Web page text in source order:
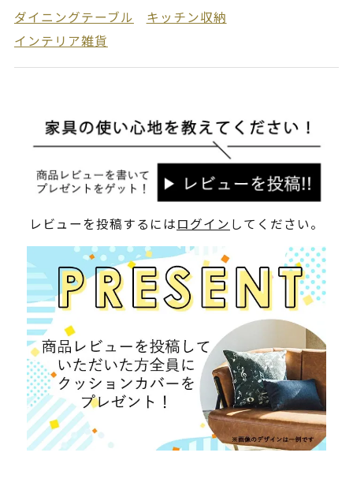
ダイニングテーブル
キッチン収納
インテリア雑貨
レビューを投稿するにはログイン してください。